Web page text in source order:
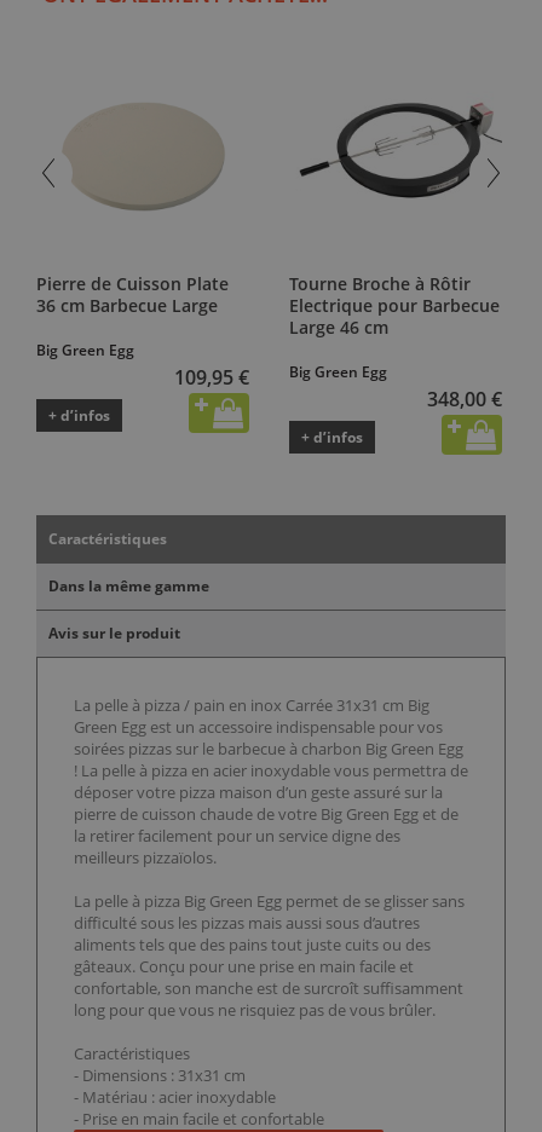
Pierre de Cuisson Plate
36 cm Barbecue Large
Big Green Egg
109,95 €
+ d’infos
Tourne Broche à Rôtir
Electrique pour Barbecue
Large 46 cm
Big Green Egg
348,00 €
+ d’infos
Caractéristiques
Dans la même gamme
Avis sur le produit
La pelle à pizza / pain en inox Carrée 31x31 cm Big
Green Egg est un accessoire indispensable pour vos
soirées pizzas sur le barbecue à charbon Big Green Egg
! La pelle à pizza en acier inoxydable vous permettra de
déposer votre pizza maison d’un geste assuré sur la
pierre de cuisson chaude de votre Big Green Egg et de
la retirer facilement pour un service digne des
meilleurs pizzaïolos.
La pelle à pizza Big Green Egg permet de se glisser sans
difficulté sous les pizzas mais aussi sous d’autres
aliments tels que des pains tout juste cuits ou des
gâteaux. Conçu pour une prise en main facile et
confortable, son manche est de surcroît suffisamment
long pour que vous ne risquiez pas de vous brûler.
Caractéristiques
- Dimensions : 31x31 cm
- Matériau : acier inoxydable
- Prise en main facile et confortable